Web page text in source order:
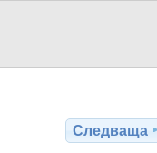
Следваща